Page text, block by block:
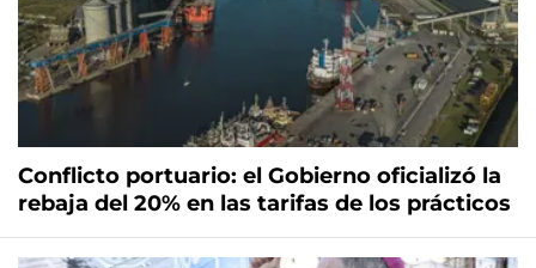
Conflicto portuario: el Gobierno oficializó la
rebaja del 20% en las tarifas de los prácticos